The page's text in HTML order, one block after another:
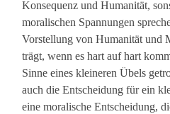
Konsequenz und Humanität,
moralischen Spannungen
Vorstellung von Humanität und
trägt, wenn es hart auf hart
Sinne eines kleineren Übels
auch die Entscheidung für ein
eine moralische Entscheidung,